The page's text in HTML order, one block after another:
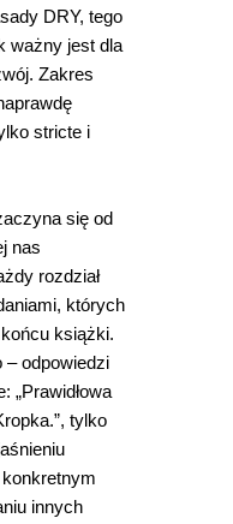
DRY, tego
ważny jest dla
Zakres
stricte i
się od
nas
rozdział
których
książki.
– odpowiedzi
„Prawidłowa
tylko
innych